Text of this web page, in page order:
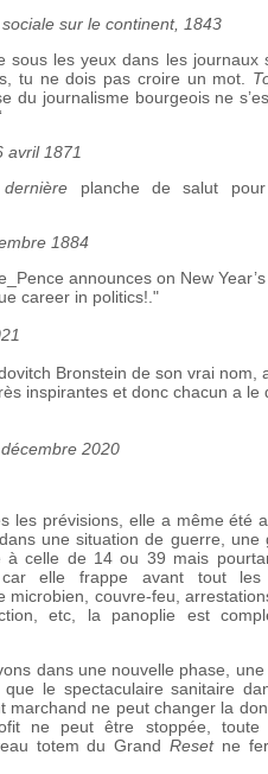
sur le continent, 1843
sous les yeux dans les journaux
tu ne dois pas croire un mot.
du journalisme bourgeois ne
avril 1871
dernière planche de salut
1884
announces on New
career in politics!."
Bronstein de son vrai nom,
inspirantes et donc chacun a le
2020
les prévisions, elle a même été
une situation de guerre, une
à celle de 14 ou 39 mais
elle frappe avant tout les
microbien, couvre-feu,
etc, la panoplie est
dans une nouvelle phase,
le spectaculaire sanitaire
marchand ne peut changer la
ne peut être stoppée, toute
totem du GrandReset ne